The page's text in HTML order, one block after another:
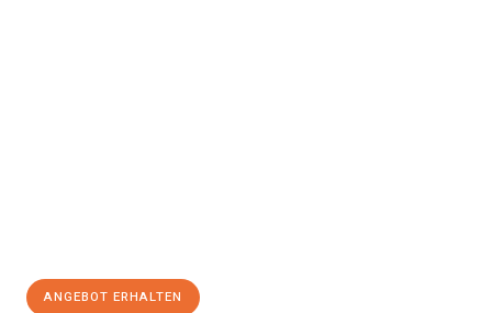
ANGEBOT ERHALTEN